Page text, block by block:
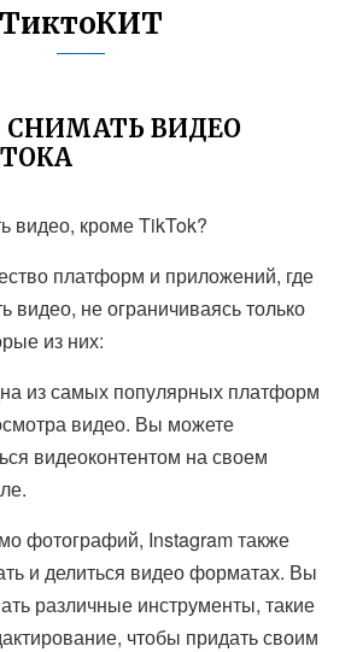
ТиктоКИТ
ВИДЕО
видео, кроме TikTok?
платформ и приложений, где
видео, не ограничиваясь только
из них:
из самых популярных платформ
видео. Вы можете
видеоконтентом на своем
фотографий, Instagram также
и делиться видео форматах. Вы
различные инструменты, такие
чтобы придать своим